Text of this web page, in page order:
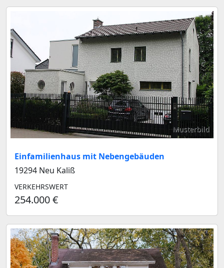
Musterbild
Einfamilienhaus mit Nebengebäuden
19294 Neu Kaliß
VERKEHRSWERT
254.000 €